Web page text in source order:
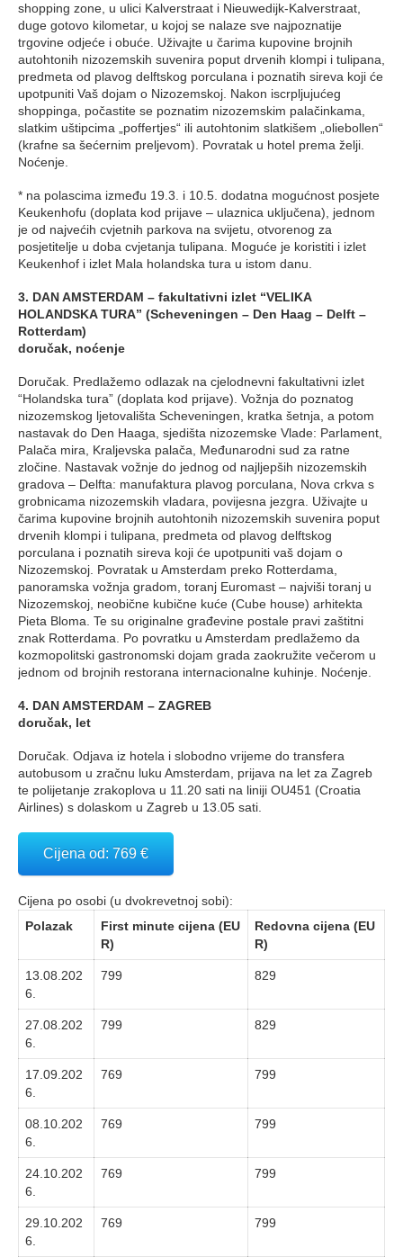
shopping zone, u ulici Kalverstraat i Nieuwedijk-Kalverstraat,
duge gotovo kilometar, u kojoj se nalaze sve najpoznatije
trgovine odjeće i obuće. Uživajte u čarima kupovine brojnih
autohtonih nizozemskih suvenira poput drvenih klompi i tulipana,
predmeta od plavog delftskog porculana i poznatih sireva koji će
upotpuniti Vaš dojam o Nizozemskoj. Nakon iscrpljujućeg
shoppinga, počastite se poznatim nizozemskim palačinkama,
slatkim uštipcima „poffertjes“ ili autohtonim slatkišem „oliebollen“
(krafne sa šećernim preljevom). Povratak u hotel prema želji.
Noćenje.
* na polascima između 19.3. i 10.5. dodatna mogućnost posjete
Keukenhofu (doplata kod prijave – ulaznica uključena), jednom
je od najvećih cvjetnih parkova na svijetu, otvorenog za
posjetitelje u doba cvjetanja tulipana. Moguće je koristiti i izlet
Keukenhof i izlet Mala holandska tura u istom danu.
3. DAN AMSTERDAM – fakultativni izlet “VELIKA
HOLANDSKA TURA” (Scheveningen – Den Haag – Delft –
Rotterdam)
doručak, noćenje
Doručak. Predlažemo odlazak na cjelodnevni fakultativni izlet
“Holandska tura” (doplata kod prijave). Vožnja do poznatog
nizozemskog ljetovališta Scheveningen, kratka šetnja, a potom
nastavak do Den Haaga, sjedišta nizozemske Vlade: Parlament,
Palača mira, Kraljevska palača, Međunarodni sud za ratne
zločine. Nastavak vožnje do jednog od najljepših nizozemskih
gradova – Delfta: manufaktura plavog porculana, Nova crkva s
grobnicama nizozemskih vladara, povijesna jezgra. Uživajte u
čarima kupovine brojnih autohtonih nizozemskih suvenira poput
drvenih klompi i tulipana, predmeta od plavog delftskog
porculana i poznatih sireva koji će upotpuniti vaš dojam o
Nizozemskoj. Povratak u Amsterdam preko Rotterdama,
panoramska vožnja gradom, toranj Euromast – najviši toranj u
Nizozemskoj, neobične kubične kuće (Cube house) arhitekta
Pieta Bloma. Te su originalne građevine postale pravi zaštitni
znak Rotterdama. Po povratku u Amsterdam predlažemo da
kozmopolitski gastronomski dojam grada zaokružite večerom u
jednom od brojnih restorana internacionalne kuhinje. Noćenje.
4. DAN AMSTERDAM – ZAGREB
doručak, let
Doručak. Odjava iz hotela i slobodno vrijeme do transfera
autobusom u zračnu luku Amsterdam, prijava na let za Zagreb
te polijetanje zrakoplova u 11.20 sati na liniji OU451 (Croatia
Airlines) s dolaskom u Zagreb u 13.05 sati.
Cijena od: 769 €
Cijena po osobi (u dvokrevetnoj sobi):
Polazak
First minute cijena (EU
R)
Redovna cijena (EU
R)
13.08.202
6.
799 829
27.08.202
6.
799 829
17.09.202
6.
769 799
08.10.202
6.
769 799
24.10.202
6.
769 799
29.10.202
6.
769 799